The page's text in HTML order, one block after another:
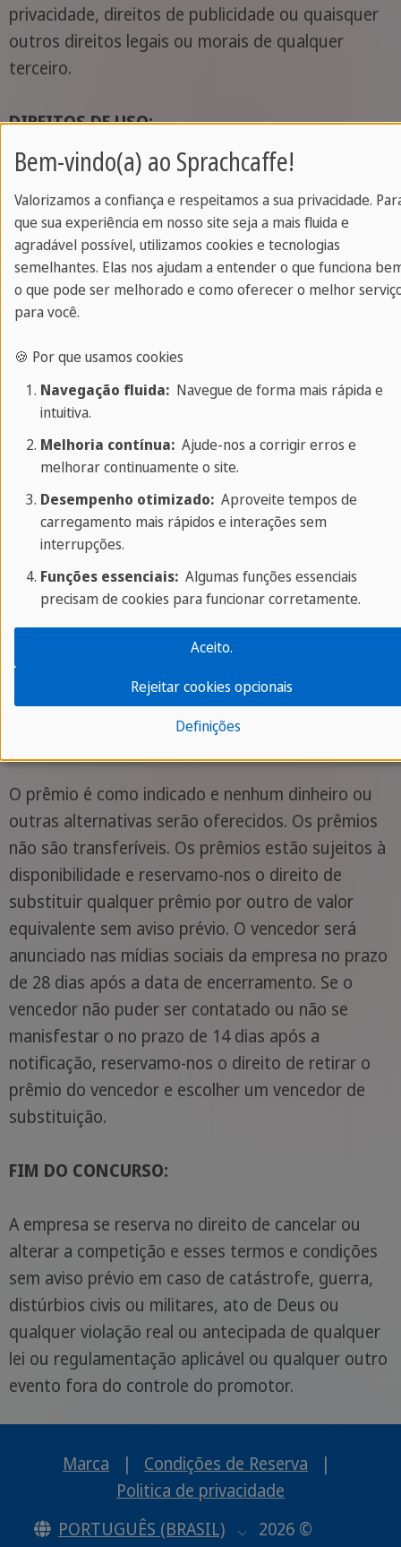
privacidade, direitos de publicidade ou quaisquer
outros direitos legais ou morais de qualquer
terceiro.
DIREITOS DE USO:
Através da apresentação de uma fotografia ou
vídeo, cada participante concede a Sprachcaffe
Languages Plus um acesso mundial livre, licença
perpétua para copiar e reproduzir a fotografia ou
vídeo em nosso site e contas de mídias sociais.
A Sprachcaffe Languages Plus reserva-se o direito
do vencedor. O vencedor concorda em participar
de atividades promocionais, incluídas mas não
limitadas, participando de entrevistas para a
revista Sprachcaffe e/ou fornecendo comentários.
O direito de usar as imagens pode ser revogado
pelo emissor da imagem a qualquer momento, em
forma escrita. Nenhuma responsabilidade pode
ser aceita para entradas não recebidas por
qualquer motivo.
CUSTOS:
Não há nenhuma taxa de entrada e nenhuma
compra necessária para participar desse desafio.
O prêmio é como indicado e nenhum dinheiro ou
outras alternativas serão oferecidos. Os prêmios
não são transferíveis. Os prêmios estão sujeitos à
disponibilidade e reservamo-nos o direito de
substituir qualquer prêmio por outro de valor
equivalente sem aviso prévio. O vencedor será
anunciado nas mídias sociais da empresa no prazo
de 28 dias após a data de encerramento. Se o
vencedor não puder ser contatado ou não se
manisfestar o no prazo de 14 dias após a
notificação, reservamo-nos o direito de retirar o
prêmio do vencedor e escolher um vencedor de
substituição.
FIM DO CONCURSO:
A empresa se reserva no direito de cancelar ou
alterar a competição e esses termos e condições
sem aviso prévio em caso de catástrofe, guerra,
distúrbios civis ou militares, ato de Deus ou
qualquer violação real ou antecipada de qualquer
lei ou regulamentação aplicável ou qualquer outro
evento fora do controle do promotor.
Marca | Condições de Reserva
|
Politica de privacidade
PORTUGUÊS (BRASIL)
2026 ©
Bem-vindo(a) ao Sprachcaffe!
Valorizamos a confiança e respeitamos a sua privacidade.
que sua experiência em nosso site seja a mais fluida e
agradável possível, utilizamos cookies e tecnologias
semelhantes. Elas nos ajudam a entender o que funciona
o que pode ser melhorado e como oferecer o melhor
para você.
🍪 Por que usamos cookies
Navegação fluida:Navegue de forma mais rápida e
intuitiva.
Melhoria contínua:Ajude-nos a corrigir erros e
melhorar continuamente o site.
Desempenho otimizado:Aproveite tempos de
carregamento mais rápidos e interações sem
interrupções.
Funções essenciais:Algumas funções essenciais
precisam de cookies para funcionar corretamente.
Definições
Rejeitar cookies opcionais
Aceito.